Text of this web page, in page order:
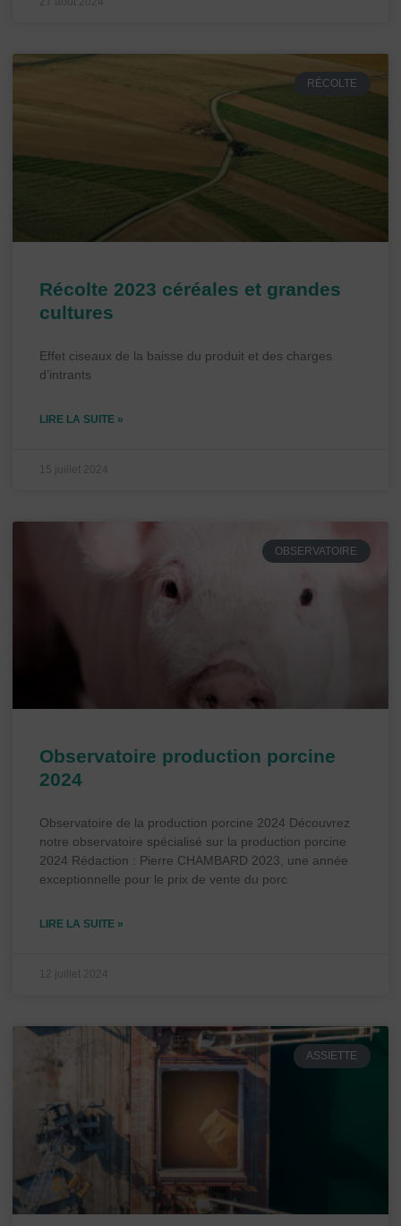
RÉCOLTE
Récolte 2023 céréales et grandes
cultures
Effet ciseaux de la baisse du produit et des charges
d’intrants
LIRE LA SUITE »
15 juillet 2024
OBSERVATOIRE
Observatoire production porcine
2024
Observatoire de la production porcine 2024 Découvrez
notre observatoire spécialisé sur la production porcine
2024 Rédaction : Pierre CHAMBARD 2023, une année
exceptionnelle pour le prix de vente du porc
LIRE LA SUITE »
12 juillet 2024
ASSIETTE